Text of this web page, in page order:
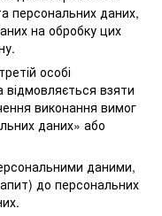
персональних даних,
на обробку цих
особі
взяти
виконання вимог
даних» або
даними,
до персональних